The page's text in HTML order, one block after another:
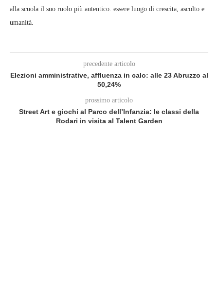
alla scuola il suo ruolo più autentico: essere luogo di crescita, ascolto e
umanità.
precedente articolo
Elezioni amministrative, affluenza in calo: alle 23 Abruzzo al
50,24%
prossimo articolo
Street Art e giochi al Parco dell’Infanzia: le classi della
Rodari in visita al Talent Garden